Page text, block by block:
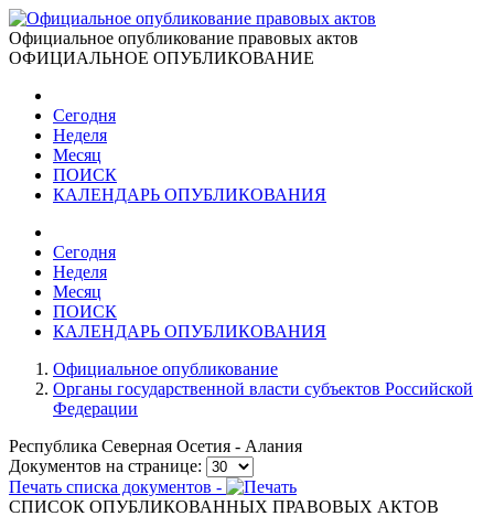
Официальное опубликование правовых актов
ОФИЦИАЛЬНОЕ ОПУБЛИКОВАНИЕ
Сегодня
Неделя
Месяц
ПОИСК
КАЛЕНДАРЬ ОПУБЛИКОВАНИЯ
Сегодня
Неделя
Месяц
ПОИСК
КАЛЕНДАРЬ ОПУБЛИКОВАНИЯ
Официальное опубликование
Органы государственной власти субъектов Российской
Федерации
Республика Северная Осетия - Алания
Документов на странице:
Печать списка документов -
СПИСОК ОПУБЛИКОВАННЫХ ПРАВОВЫХ АКТОВ